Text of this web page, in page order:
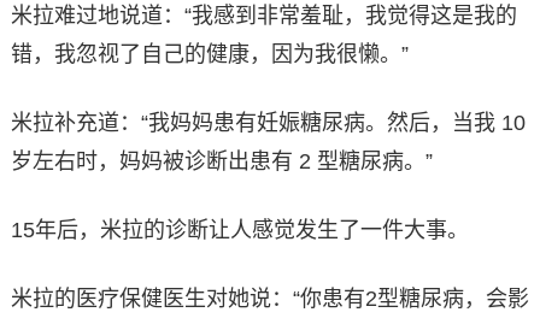
米拉难过地说道：“我感到非常羞耻，我觉得这是我的
错，我忽视了自己的健康，因为我很懒。”
米拉补充道：“我妈妈患有妊娠糖尿病。然后，当我 10
岁左右时，妈妈被诊断出患有 2 型糖尿病。”
15年后，米拉的诊断让人感觉发生了一件大事。
米拉的医疗保健医生对她说：“你患有2型糖尿病，会影